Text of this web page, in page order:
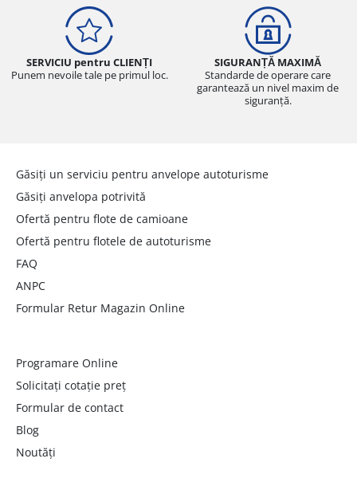
SERVICIU pentru CLIENȚI
Punem nevoile tale pe primul loc.
SIGURANȚĂ MAXIMĂ
Standarde de operare care
garantează un nivel maxim de
siguranță.
Găsiți un serviciu pentru anvelope autoturisme
Găsiți anvelopa potrivită
Ofertă pentru flote de camioane
Ofertă pentru flotele de autoturisme
FAQ
ANPC
Formular Retur Magazin Online
Programare Online
Solicitați cotație preț
Formular de contact
Blog
Noutăți